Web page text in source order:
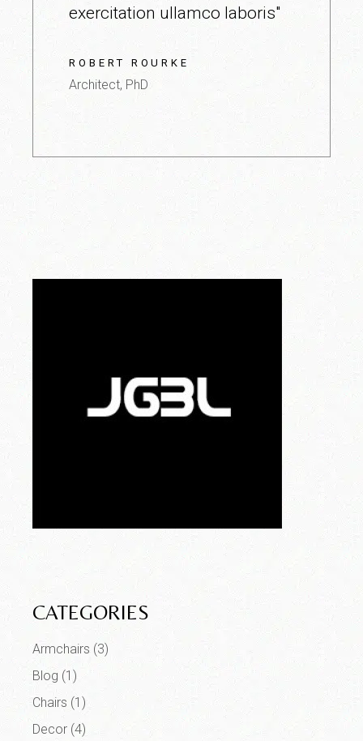
exercitation ullamco laboris"
ROBERT ROURKE
Architect, PhD
CATEGORIES
Armchairs (3)
Blog (1)
Chairs (1)
Decor (4)